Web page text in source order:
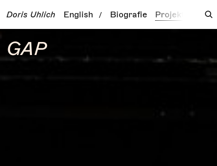
Doris Uhlich English / Biografie Projekte Tour
GAP